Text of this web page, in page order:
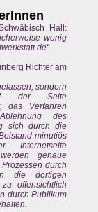
Hall:
wenig
Richter am
sondern
der Seite
das Verfahren
des
sich durch die
minutiös
Internetseite
genaue
durch
die dortigen
offensichtlich
durch Publikum